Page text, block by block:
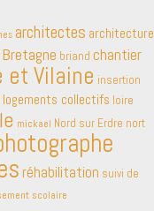
architectes architecture
Bretagne briand chantier
et Vilaine insertion
logements collectifs loire
mickael Nord sur Erdre nort
réhabilitation suivi de
scolaire